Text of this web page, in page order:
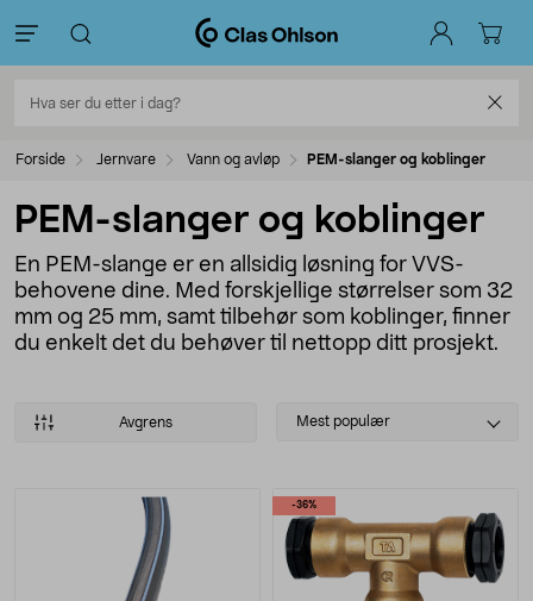
Forside Jernvare Vann og avløp PEM-slanger og koblinger
PEM-slanger og koblinger
En PEM-slange er en allsidig løsning for VVS-
behovene dine. Med forskjellige størrelser som 32
mm og 25 mm, samt tilbehør som koblinger, finner
du enkelt det du behøver til nettopp ditt prosjekt.
Avgrens
Select
Mest populær
Produkter -36%